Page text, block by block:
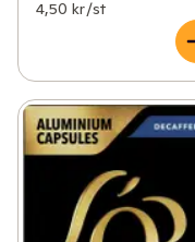
4,50 kr /st